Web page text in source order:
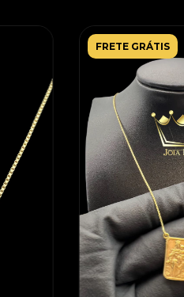
FRETE GRÁTIS